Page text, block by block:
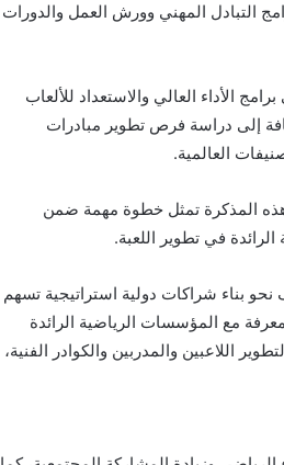
التبادل المهني وورش العمل والدورات
الأداء العالي والاستعداد للألعاب
إلى دراسة فرص تطوير مبادرات
العالمية.
هذه المذكرة تمثل خطوة مهمة ضمن
الرائدة في تطوير اللعبة.
بناء شراكات دولية استراتيجية تسهم
مع المؤسسات الرياضية الرائدة
اللاعبين والمدربين والكوادر الفنية،